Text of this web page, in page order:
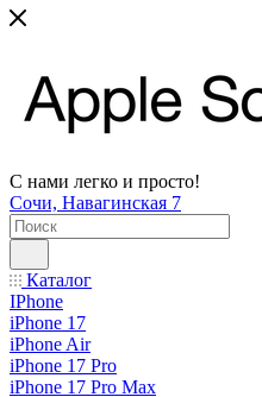
С нами легко и просто!
Сочи, Навагинская 7
Каталог
IPhone
iPhone 17
iPhone Air
iPhone 17 Pro
iPhone 17 Pro Max